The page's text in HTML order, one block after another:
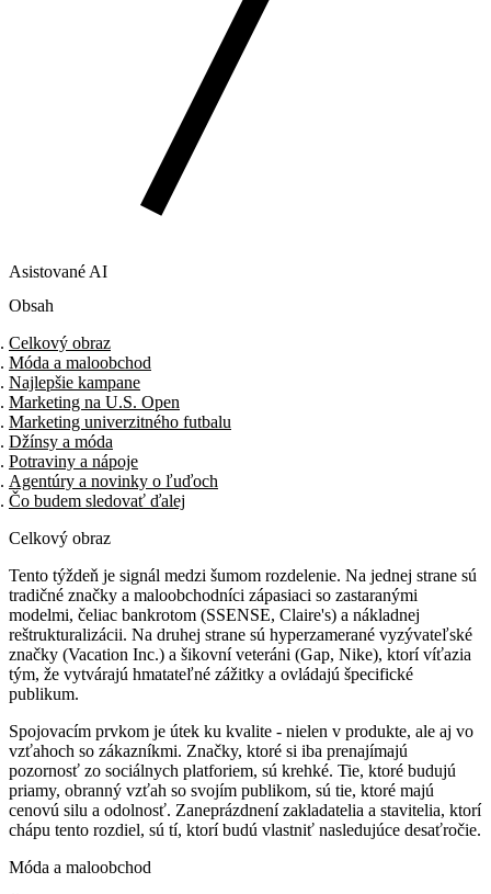
Asistované AI
Obsah
Celkový obraz
Móda a maloobchod
Najlepšie kampane
Marketing na U.S. Open
Marketing univerzitného futbalu
Džínsy a móda
Potraviny a nápoje
Agentúry a novinky o ľuďoch
Čo budem sledovať ďalej
Celkový obraz
Tento týždeň je signál medzi šumom rozdelenie. Na jednej strane sú
tradičné značky a maloobchodníci zápasiaci so zastaranými
modelmi, čeliac bankrotom (SSENSE, Claire's) a nákladnej
reštrukturalizácii. Na druhej strane sú hyperzamerané vyzývateľské
značky (Vacation Inc.) a šikovní veteráni (Gap, Nike), ktorí víťazia
tým, že vytvárajú hmatateľné zážitky a ovládajú špecifické
publikum.
Spojovacím prvkom je útek ku kvalite - nielen v produkte, ale aj vo
vzťahoch so zákazníkmi. Značky, ktoré si iba prenajímajú
pozornosť zo sociálnych platforiem, sú krehké. Tie, ktoré budujú
priamy, obranný vzťah so svojím publikom, sú tie, ktoré majú
cenovú silu a odolnosť. Zaneprázdnení zakladatelia a stavitelia, ktorí
chápu tento rozdiel, sú tí, ktorí budú vlastniť nasledujúce desaťročie.
Móda a maloobchod